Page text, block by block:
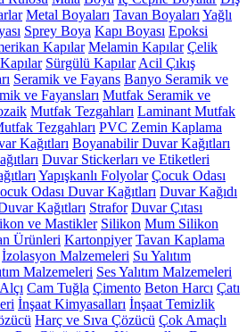
Metal Boyaları Tavan Boyaları Yağlı
Sprey Boya Kapı Boyası Epoksi
Kapılar Melamin Kapılar Çelik
Sürgülü Kapılar Acil Çıkış
Seramik ve Fayans Banyo Seramik ve
ve Fayansları Mutfak Seramik ve
Mutfak Tezgahları Laminant Mutfak
Tezgahları PVC Zemin Kaplama
Kağıtları Boyanabilir Duvar Kağıtları
Duvar Stickerları ve Etiketleri
Yapışkanlı Folyolar Çocuk Odası
Odası Duvar Kağıtları Duvar Kağıdı
Kağıtları Strafor Duvar Çıtası
ve Mastikler Silikon Mum Silikon
Ürünleri Kartonpiyer Tavan Kaplama
İzolasyon Malzemeleri Su Yalıtım
Malzemeleri Ses Yalıtım Malzemeleri
Alçı Cam Tuğla Çimento Beton Harcı Çatı
İnşaat Kimyasalları İnşaat Temizlik
Harç ve Sıva Çözücü Çok Amaçlı